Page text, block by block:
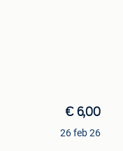
€ 6,00
26 feb 26